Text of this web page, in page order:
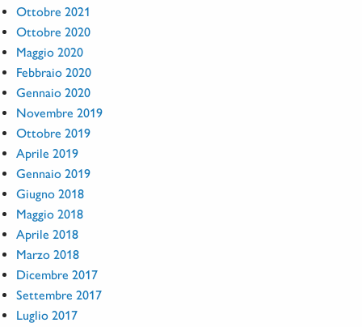
Ottobre 2021
Ottobre 2020
Maggio 2020
Febbraio 2020
Gennaio 2020
Novembre 2019
Ottobre 2019
Aprile 2019
Gennaio 2019
Giugno 2018
Maggio 2018
Aprile 2018
Marzo 2018
Dicembre 2017
Settembre 2017
Luglio 2017